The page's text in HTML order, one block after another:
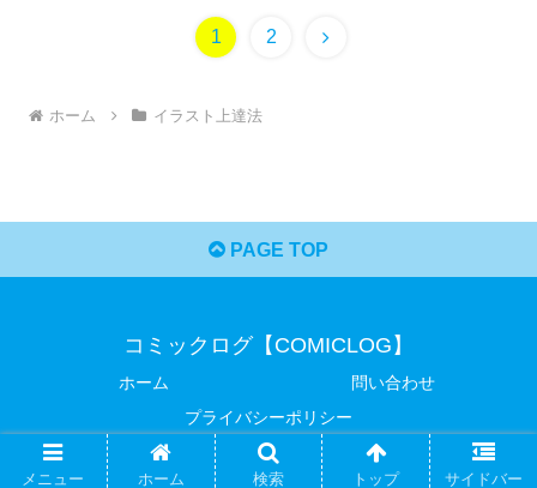
1 2
ホーム イラスト上達法
PAGE TOP
コミックログ【COMICLOG】
ホーム
問い合わせ
プライバシーポリシー
© 2019 コミックログ【COMICLOG】.
メニュー ホーム 検索 トップ サイドバー